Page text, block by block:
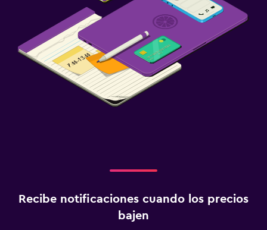
Recibe notificaciones cuando los precios
bajen